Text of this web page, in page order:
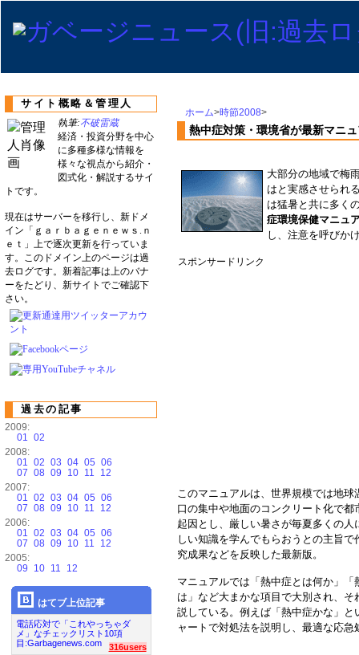
ホーム>時節2008>
熱中症対策・環境省が最新マニ
大部分の地域で梅
はと実感させられ
は猛暑と共に多く
症環境保健マニュ
し、注意を呼びか
スポンサードリンク
このマニュアルは、世界規模では地
口の集中や地面のコンクリート化で
起因とし、厳しい暑さが毎夏多くの
しい知識を学んでもらおうとの主旨
究成果などを反映した最新版。
マニュアルでは「熱中症とは何か」
は」など大まかな項目で大別され、
説している。例えば「熱中症かな」
ャートで対処法を説明し、最適な応
サイト概略＆管理人
執筆:不破雷蔵
経済・投資分野を中心
に多種多様な情報を
様々な視点から紹介・
図式化・解説するサイ
トです。
現在はサーバーを移行し、新ドメ
イン「ｇａｒｂａｇｅｎｅｗｓ.ｎ
ｅｔ」上で逐次更新を行っていま
す。このドメイン上のページは過
去ログです。新着記事は上のバナ
ーをたどり、新サイトでご確認下
さい。
過去の記事
2009:
01 02
2008:
01 02 03 04 05 06
07 08 09 10 11
12
2007:
01 02 03 04 05 06
07 08 09 10 11
12
2006:
01 02 03 04 05 06
07 08 09 10 11
12
2005:
09
10 11 12
はてブ上位記事
電話応対で「これやっちゃダ
メ」なチェックリスト10項
目:Garbagenews.com
316users